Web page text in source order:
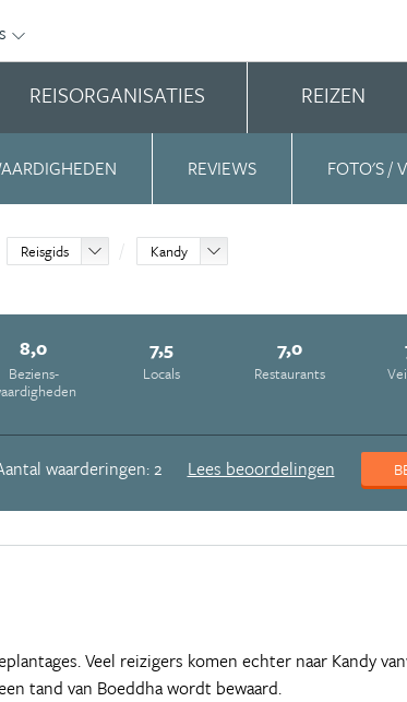
REISORGANISATIES REIZEN
REVIEWS FOTO'S /
Reisgids Kandy
8,0
Beziens­
7,5
Locals
7,0
Restaurants
waarderingen: 2 Lees beoordelingen
Veel reizigers komen echter naar Kandy
tand van Boeddha wordt bewaard.